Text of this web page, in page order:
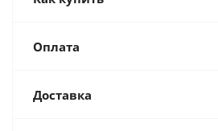
Оплата
Доставка